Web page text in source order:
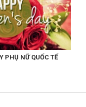
PHỤ NỮ QUỐC TẾ